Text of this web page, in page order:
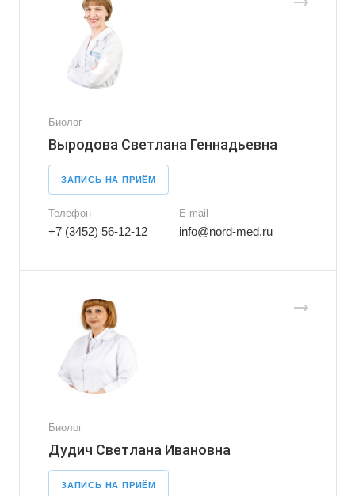
Биолог
Выродова Светлана Геннадьевна
ЗАПИСЬ НА ПРИЁМ
Телефон
+7 (3452) 56-12-12
E-mail
info@nord-med.ru
Биолог
Дудич Светлана Ивановна
ЗАПИСЬ НА ПРИЁМ